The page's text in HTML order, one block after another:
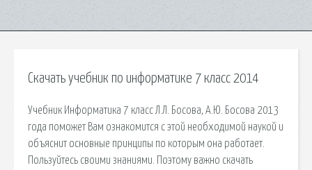
Скачать учебник по информатике 7 класс 2014
Учебник Информатика 7 класс Л.Л. Босова, А.Ю. Босова 2013
года поможет Вам ознакомится с этой необходимой наукой и
объяснит основные принципы по которым она работает.
Пользуйтесь своими знаниями. Поэтому важно скачать